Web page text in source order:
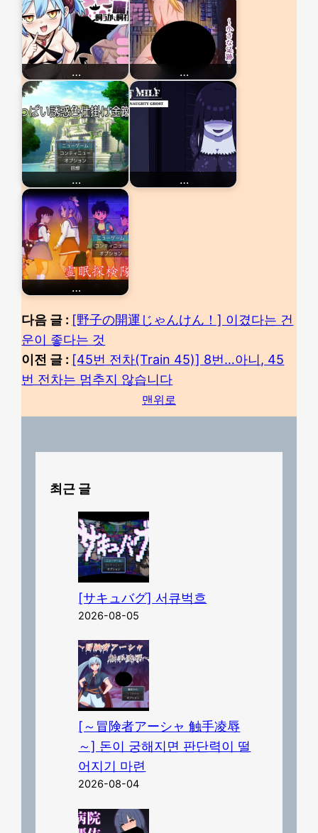
… …
… …
…
다음 글 : [野子の開運じゃんけん！] 이겼다는 건
운이 좋다는 것
이전 글 : [45번 전차(Train 45)] 8번…아니, 45
번 전차는 멈추지 않습니다
맨위로
최근 글
[サキュバグ] 서큐벅흐
2026-08-05
[～冒険者アーシャ 触手凌辱
～] 돈이 궁해지면 판단력이 떨
어지기 마련
2026-08-04